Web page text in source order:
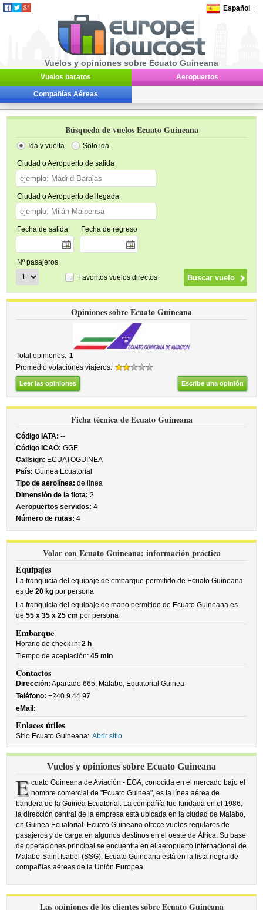
Español
Vuelos y opiniones sobre Ecuato Guineana
Vuelos baratos Aeropuertos
Compañías Aéreas
Búsqueda de vuelos Ecuato Guineana
Ida y vuelta Solo ida
Ciudad o Aeropuerto de salida
Ciudad o Aeropuerto de llegada
Fecha de salida Fecha de regreso
Nº pasajeros
Favoritos vuelos directos
Opiniones sobre Ecuato Guineana
Total opiniones: 1
Promedio votaciones viajeros:
Leer las opiniones Escribe una opinión
Ficha técnica de Ecuato Guineana
Código IATA: --
Código ICAO: GGE
Callsign: ECUATOGUINEA
País: Guinea Ecuatorial
Tipo de aerolínea: de linea
Dimensión de la flota: 2
Aeropuertos servidos: 4
Número de rutas: 4
Volar con Ecuato Guineana: información práctica
Equipajes
La franquicia del equipaje de embarque permitido de Ecuato Guineana
es de20 kg por persona
La franquicia del equipaje de mano permitido de Ecuato Guineana es
de55 x 35 x 25 cm por persona
Embarque
Horario de check in:2 h
Tiempo de aceptación:45 min
Contactos
Dirección: Apartado 665, Malabo, Equatorial Guinea
Teléfono: +240 9 44 97
eMail:
Enlaces útiles
Sitio Ecuato Guineana: Abrir sitio
Vuelos y opiniones sobre Ecuato Guineana
E cuato Guineana de Aviación - EGA, conocida en el mercado bajo el
nombre comercial de "Ecuato Guinea", es la línea aérea de
bandera de la Guinea Ecuatorial. La compañía fue fundada en el 1986,
la dirección central de la empresa está ubicada en la ciudad de Malabo,
en Guinea Ecuatorial. Ecuato Guineana ofrece vuelos regulares de
pasajeros y de carga en algunos destinos en el oeste de África. Su base
de operaciones principal se encuentra en el aeropuerto internacional de
Malabo-Saint Isabel (SSG). Ecuato Guineana está en la lista negra de
compañías aéreas de la Unión Europea.
Las opiniones de los clientes sobre Ecuato Guineana